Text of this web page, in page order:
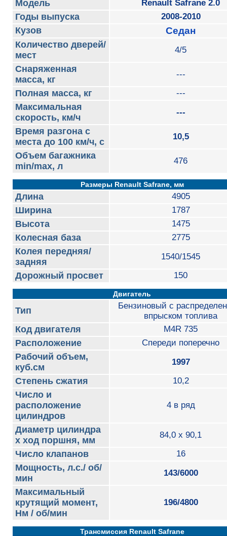
Модель Renault Safrane 2.0
Годы выпуска 2008-2010
Кузов Седан
Количество дверей/
мест
4/5
Снаряженная
масса, кг
---
Полная масса, кг ---
Максимальная
скорость, км/ч
---
Время разгона с
места до 100 км/ч, с
10,5
Объем багажника
min/max, л
476
Размеры Renault Safrane, мм
Длина 4905
Ширина 1787
Высота 1475
Колесная база 2775
Колея передняя/
задняя
1540/1545
Дорожный просвет 150
Двигатель
Тип
Бензиновый с
впрыском топлива
Код двигателя M4R 735
Расположение Спереди поперечно
Рабочий объем,
куб.см
1997
Степень сжатия 10,2
Число и
расположение
цилиндров
4 в ряд
Диаметр цилиндра
х ход поршня, мм
84,0 x 90,1
Число клапанов 16
Мощность, л.с./ об/
мин
143/6000
Максимальный
крутящий момент,
Нм / об/мин
196/4800
Трансмиссия Renault Safrane